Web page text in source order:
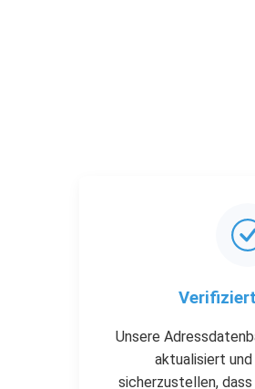
Unsere
aktualisiert
sicherzustellen,